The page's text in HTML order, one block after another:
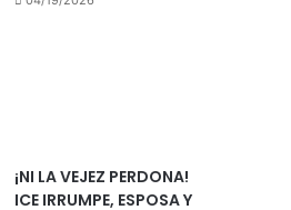
¡NI LA VEJEZ PERDONA!
ICE IRRUMPE, ESPOSA Y